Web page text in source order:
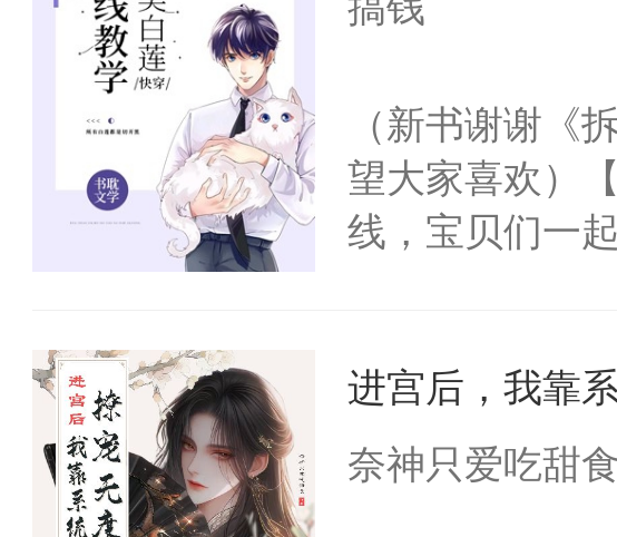
（新书谢谢《
望大家喜欢）
线，宝贝们一
现场教学。望
巴：“注意，白
进宫后，我靠
奈神只爱吃甜食